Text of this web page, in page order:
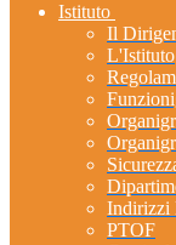
Istituto
Il
L'Istituto
Indirizzi
PTOF